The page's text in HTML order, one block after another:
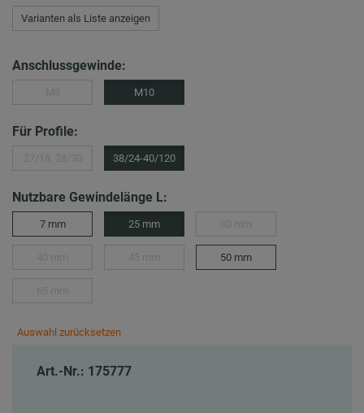
Varianten als Liste anzeigen
Anschlussgewinde:
M10
Für Profile:
38/24-40/120
Nutzbare Gewindelänge L:
7 mm 25 mm
50 mm
Auswahl zurücksetzen
Art.-Nr.: 175777